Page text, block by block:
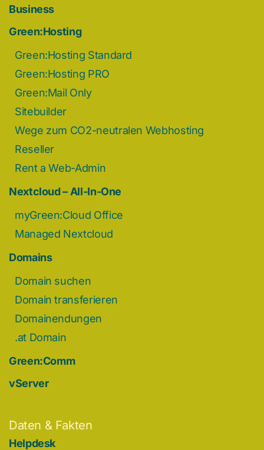
Business
Green:Hosting
Green:Hosting Standard
Green:Hosting PRO
Green:Mail Only
Sitebuilder
Wege zum CO2-neutralen Webhosting
Reseller
Rent a Web-Admin
Nextcloud – All-In-One
myGreen:Cloud Office
Managed Nextcloud
Domains
Domain suchen
Domain transferieren
Domainendungen
.at Domain
Green:Comm
vServer
Daten & Fakten
Helpdesk